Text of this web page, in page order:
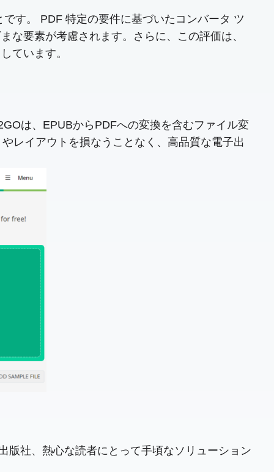
す。 PDF 特定の要件に基づいたコンバータ ツ
な要素が考慮されます。さらに、この評価は、
ています。
は、EPUBからPDFへの変換を含むファイル変
レイアウトを損なうことなく、高品質な電子出
版社、熱心な読者にとって手頃なソリューション